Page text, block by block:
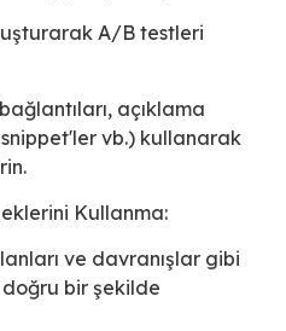
A/B testleri
açıklama
snippet'ler vb.) kullanarak
Kullanma:
ve davranışlar gibi
bir şekilde